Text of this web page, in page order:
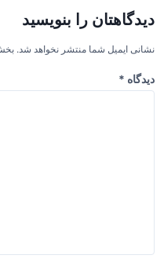
ن
و
ش
ت
دیدگاهتان را بنویسید
نشانی ایمیل شما منتشر نخواهد شد.
دیدگاه *